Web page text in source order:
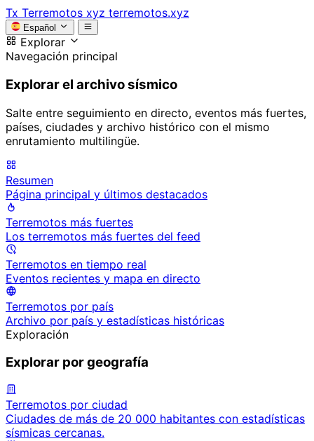
Tx Terremotos xyz terremotos.xyz
Español
Explorar
Navegación principal
Explorar el archivo sísmico
Salte entre seguimiento en directo, eventos más fuertes,
países, ciudades y archivo histórico con el mismo
enrutamiento multilingüe.
Resumen
Página principal y últimos destacados
Terremotos más fuertes
Los terremotos más fuertes del feed
Terremotos en tiempo real
Eventos recientes y mapa en directo
Terremotos por país
Archivo por país y estadísticas históricas
Exploración
Explorar por geografía
Terremotos por ciudad
Ciudades de más de 20 000 habitantes con estadísticas
sísmicas cercanas.